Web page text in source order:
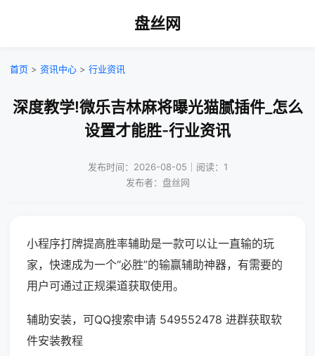
盘丝网
首页 > 资讯中心 > 行业资讯
深度教学!微乐吉林麻将曝光猫腻插件_怎么
设置才能胜-行业资讯
发布时间：2026-08-05｜阅读：1
发布者：盘丝网
小程序打牌提高胜率辅助是一款可以让一直输的玩
家，快速成为一个“必胜”的输赢辅助神器，有需要的
用户可通过正规渠道获取使用。
辅助安装，可QQ搜索申请 549552478 进群获取软
件安装教程